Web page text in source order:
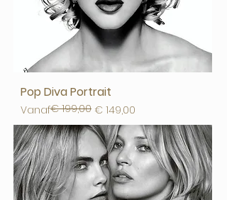
Pop Diva Portrait
Vanaf
Normale prijs
€ 199,00 € 149,00
Verkoopprijs